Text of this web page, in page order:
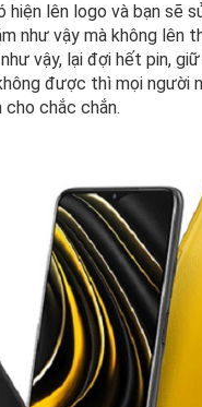
hiện lên logo và bạn sẽ
như vậy mà không lên
vậy, lại đợi hết pin,
được thì mọi người
cho chắc chắn.